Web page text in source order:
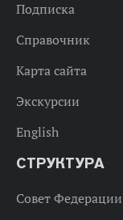
Подписка
Справочник
Карта сайта
Экскурсии
English
СТРУКТУРА
Совет Федерации